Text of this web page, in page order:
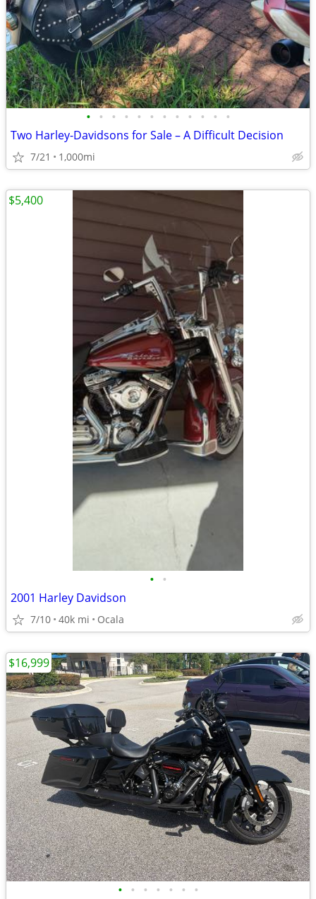
• • • • • • • • • • • •
Two Harley-Davidsons for Sale – A Difficult Decision
7/21 1,000mi
• •
2001 Harley Davidson
7/10 40k mi Ocala
$5,400
• • • • • • •
$16,999